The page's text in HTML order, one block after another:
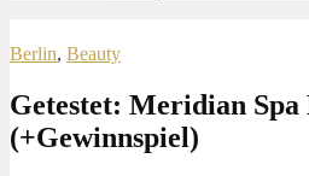
Berlin, Beauty
Getestet: Meridian
(+Gewinnspiel)